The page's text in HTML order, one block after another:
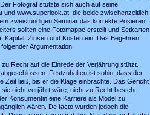
Fotograf stützte sich auch auf seine
www.superlook.at, die beide zwischenzeitlich
zweistündigen Seminar das korrekte Posieren
sollten eine Fotomappe erstellt und Setkarten
Zinsen und Kosten ein. Das Begehren
Argumentation:
Recht auf die Einrede der Verjährung stützt.
Festzuhalten ist sohin, dass der
Zeit ließ, bis er die Klage einbrachte. Das Gericht
nicht verjährt wäre, nicht zu Recht besteht.
Konsumentin eine Karriere als Model zu
wären. De facto wurden jedoch die